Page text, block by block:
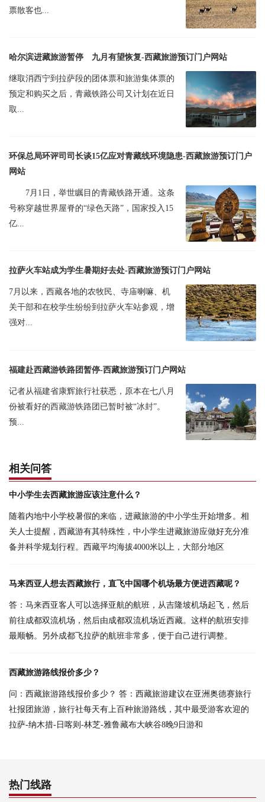
票散客也...
哈尔滨进藏旅游暂停 九月有望恢复-西藏旅游预订门户网站
继取消西宁到拉萨段的团体票和旅游集体票的
预定和购买之后，青藏铁路公司又计划在近日
取...
环保总局环评司司长谈15亿应对青藏线环境隐患-西藏旅游预订门户
网站
7月1日，举世瞩目的青藏铁路开通。这条
号称穿越世界屋脊的“绿色天路”，国家投入15
亿...
拉萨火车站成为学生暑期好去处-西藏旅游预订门户网站
7月以来，西藏各地的农牧民、寺庙喇嘛、机
关干部和在校学生纷纷到拉萨火车站参观，增
强对...
福建赴西藏游铁路团暂停-西藏旅游预订门户网站
记者从福建省康辉旅行社获悉，原本在七八月
份被看好的西藏游铁路团已暂时被“冰封”。
预...
相关问答
中小学生去西藏旅游应该注意什么？
随着内地中小学校暑假的来临，进藏旅游的中小学生开始增多。相
关人士提醒，西藏游有其特殊性，中小学生进藏旅游应做好充分准
备并科学规划行程。西藏平均海拔4000米以上，大部分地区
马来西亚人想去西藏旅行，直飞中国哪个机场最方便进西藏呢？
答：马来西亚客人可以选择亚航的航班，从吉隆坡机场起飞，然后
前往成都双流机场，然后由成都双流机场近西藏。这样的航班安排
最顺畅。另外成都飞拉萨的航班非常多，便于自己进行调整。
西藏旅游路线报价多少？
问：西藏旅游路线报价多少？ 答：西藏旅游建议在亚洲奥德赛旅行
社报团旅游，旅行社每天有上百种旅游路线，其中最受游客欢迎的
拉萨-纳木措-日喀则-林芝-雅鲁藏布大峡谷8晚9日游和
热门线路